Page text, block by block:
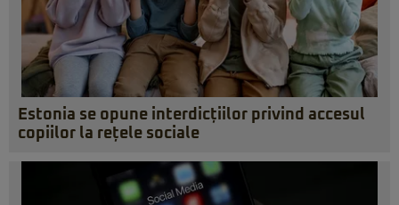
Estonia se opune interdicțiilor privind accesul
copiilor la rețele sociale